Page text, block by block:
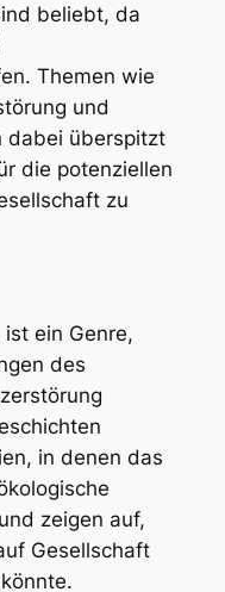
beliebt, da
Themen wie
und
dabei überspitzt
die potenziellen
zu
ein Genre,
des
in denen das
zeigen auf,
Gesellschaft